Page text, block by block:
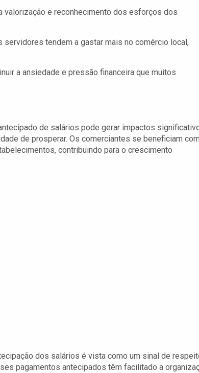
valorização e reconhecimento dos esforços dos
servidores tendem a gastar mais no comércio local,
a ansiedade e pressão financeira que muitos
de salários pode gerar impactos
de prosperar. Os comerciantes se beneficiam
contribuindo para o crescimento
dos salários é vista como um sinal de
pagamentos antecipados têm facilitado a